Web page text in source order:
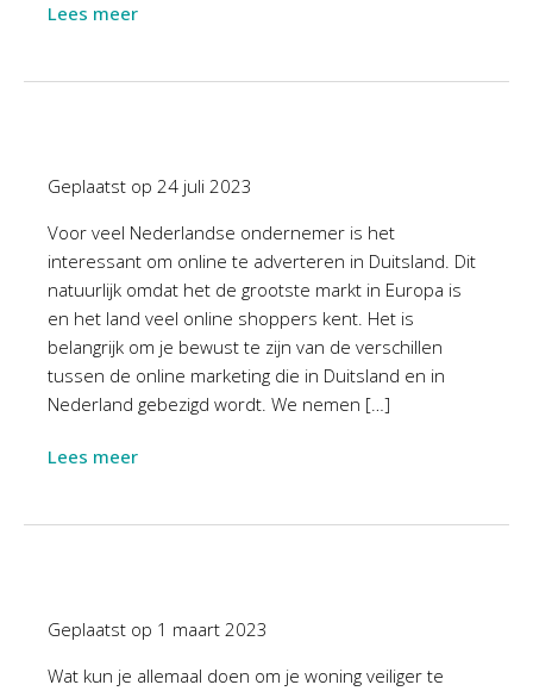
Lees meer
Geplaatst op 24 juli 2023
Voor veel Nederlandse ondernemer is het
interessant om online te adverteren in Duitsland. Dit
natuurlijk omdat het de grootste markt in Europa is
en het land veel online shoppers kent. Het is
belangrijk om je bewust te zijn van de verschillen
tussen de online marketing die in Duitsland en in
Nederland gebezigd wordt. We nemen […]
Lees meer
Geplaatst op 1 maart 2023
Wat kun je allemaal doen om je woning veiliger te